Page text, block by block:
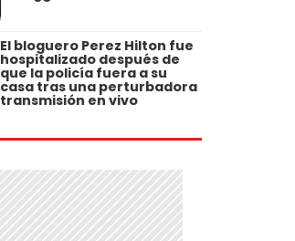
El bloguero Perez Hilton fue
hospitalizado después de
que la policía fuera a su
casa tras una perturbadora
transmisión en vivo